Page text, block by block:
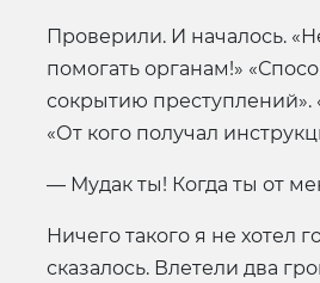
Проверили. И началось.
помогать органам!»
сокрытию преступлений».
«От кого получал
— Мудак ты! Когда ты от
Ничего такого я не хотел
сказалось. Влетели два